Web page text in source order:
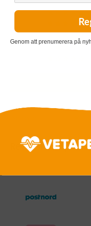
Recensioner på
Genom att prenumerera på